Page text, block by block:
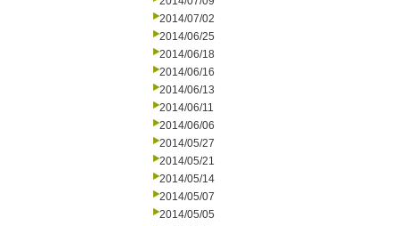
2014/07/02
2014/06/25
2014/06/18
2014/06/16
2014/06/13
2014/06/11
2014/06/06
2014/05/27
2014/05/21
2014/05/14
2014/05/07
2014/05/05